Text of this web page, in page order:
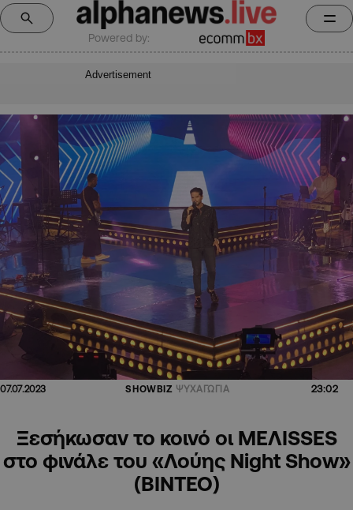
Powered by:
Advertisement
07.07.2023 SHOWBIZ ΨΥΧΑΓΩΓΙΑ 23:02
Ξεσήκωσαν το κοινό οι ΜΕΛΙSSES
στο φινάλε του «Λούης Night Show»
(ΒΙΝΤΕΟ)